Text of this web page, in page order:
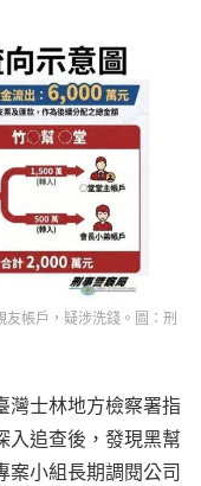
帳戶，疑涉洗錢。圖：刑
灣士林地方檢察署指
入追查後，發現黑幫
案小組長期調閱公司